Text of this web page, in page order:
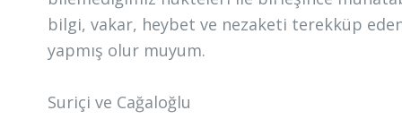
bilgi, vakar, heybet ve nezaketi terekküp
yapmış olur muyum.
Suriçi ve Cağaloğlu